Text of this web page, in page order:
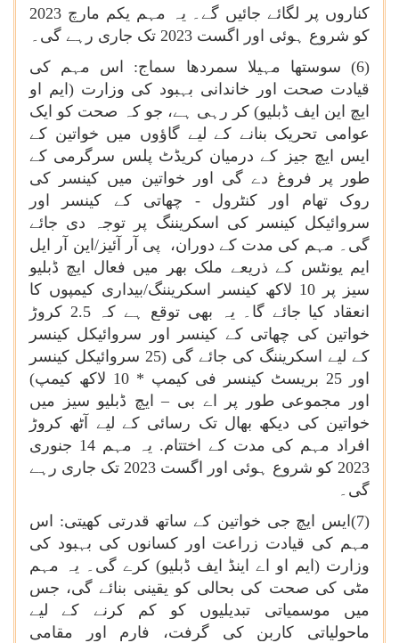
کناروں پر لگائے جائیں گے۔ یہ مہم یکم مارچ 2023
کو شروع ہوئی اور اگست 2023 تک جاری رہے گی۔
(6) سوستھا مہیلا سمردھا سماج: اس مہم کی
قیادت صحت اور خاندانی بہبود کی وزارت (ایم او
ایچ این ایف ڈبلیو) کر رہی ہے، جو کہ صحت کو ایک
عوامی تحریک بنانے کے لیے گاؤوں میں خواتین کے
ایس ایچ جیز کے درمیان کریڈٹ پلس سرگرمی کے
طور پر فروغ دے گی اور خواتین میں کینسر کی
روک تھام اور کنٹرول - چھاتی کے کینسر اور
سروائیکل کینسر کی اسکریننگ پر توجہ دی جائے
گی۔ مہم کی مدت کے دوران، پی آر آئیز/این آر ایل
ایم یونٹس کے ذریعے ملک بھر میں فعال ایچ ڈبلیو
سیز پر 10 لاکھ کینسر اسکریننگ/بیداری کیمپوں کا
انعقاد کیا جائے گا۔ یہ بھی توقع ہے کہ 2.5 کروڑ
خواتین کی چھاتی کے کینسر اور سروائیکل کینسر
کے لیے اسکریننگ کی جائے گی (25 سروائیکل کینسر
اور 25 بریسٹ کینسر فی کیمپ * 10 لاکھ کیمپ)
اور مجموعی طور پر اے بی – ایچ ڈبلیو سیز میں
خواتین کی دیکھ بھال تک رسائی کے لیے آٹھ کروڑ
افراد مہم کی مدت کے اختتام. یہ مہم 14 جنوری
2023 کو شروع ہوئی اور اگست 2023 تک جاری رہے
گی۔
(7)ایس ایچ جی خواتین کے ساتھ قدرتی کھیتی: اس
مہم کی قیادت زراعت اور کسانوں کی بہبود کی
وزارت (ایم او اے اینڈ ایف ڈبلیو) کرے گی۔ یہ مہم
مٹی کی صحت کی بحالی کو یقینی بنائے گی، جس
میں موسمیاتی تبدیلیوں کو کم کرنے کے لیے
ماحولیاتی کاربن کی گرفت، فارم اور مقامی